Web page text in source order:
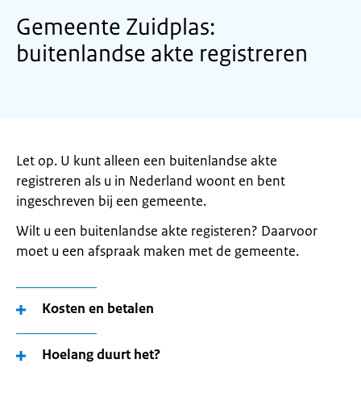
Gemeente Zuidplas:
buitenlandse akte registreren
Let op. U kunt alleen een buitenlandse akte
registreren als u in Nederland woont en bent
ingeschreven bij een gemeente.
Wilt u een buitenlandse akte registeren? Daarvoor
moet u een afspraak maken met de gemeente.
Kosten en betalen
Hoelang duurt het?